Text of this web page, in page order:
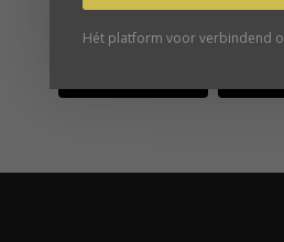
Hét platform voor verbindend